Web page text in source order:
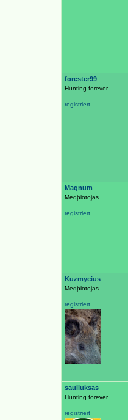
forester99
Hunting forever
registriert
Magnum
Medþiotojas
registriert
Kuzmycius
Medþiotojas
registriert
sauliuksas
Hunting forever
registriert